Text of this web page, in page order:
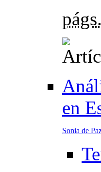
págs.
en
Sonia de